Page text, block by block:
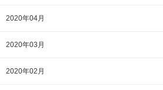
2020年04月
2020年03月
2020年02月